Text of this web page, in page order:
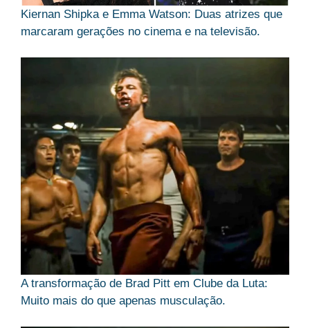
Kiernan Shipka e Emma Watson: Duas atrizes que
marcaram gerações no cinema e na televisão.
A transformação de Brad Pitt em Clube da Luta:
Muito mais do que apenas musculação.